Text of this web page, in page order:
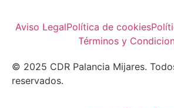
© 2025 CDR Palancia Mijares.
reservados.
Aviso LegalPolítica de cookies
Términos y